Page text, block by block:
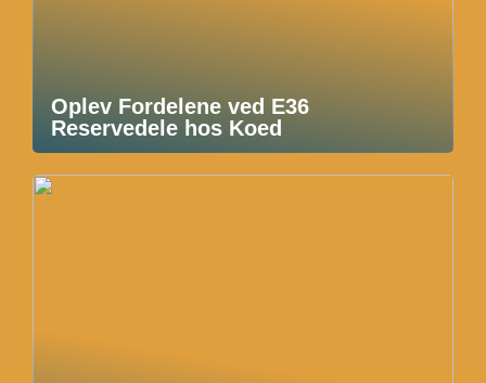
Oplev Fordelene ved E36
Reservedele hos Koed